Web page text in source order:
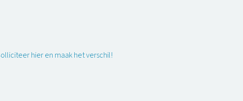
hier en maak het verschil!